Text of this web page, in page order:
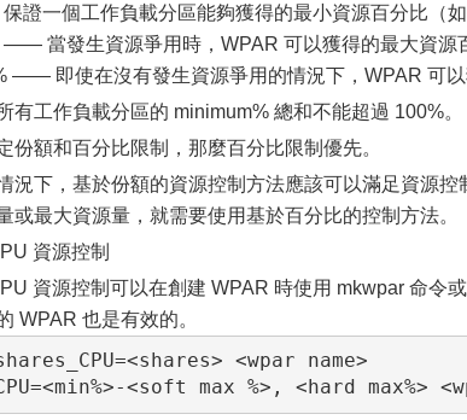
證一個工作負載分區能夠獲得的最小資源百分比（如
—— 當發生資源爭用時，WPAR 可以獲得的最大資源
—— 即使在沒有發生資源爭用的情況下，WPAR 可以
有工作負載分區的 minimum% 總和不能超過 100%。
份額和百分比限制，那麼百分比限制優先。
況下，基於份額的資源控制方法應該可以滿足資源
或最大資源量，就需要使用基於百分比的控制方法。
資源控制
資源控制可以在創建 WPAR 時使用 mkwpar 命令
WPAR 也是有效的。
<wpar name>